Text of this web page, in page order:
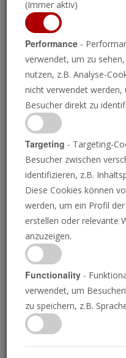
Europa
Grundlage
RICHARD PALMER
merika ist die
(Immer aktiv)
Performance -
verwendet, um zu
nutzen, z.B. Analyse-
nicht verwendet
Besucher direkt zu
Targeting - Targeting-
Besucher zwischen
identifizieren, z.B.
Diese Cookies können
werden, um ein Profil
erstellen oder relevante
anzuzeigen.
Functionality -
verwendet, um
zu speichern, z.B.